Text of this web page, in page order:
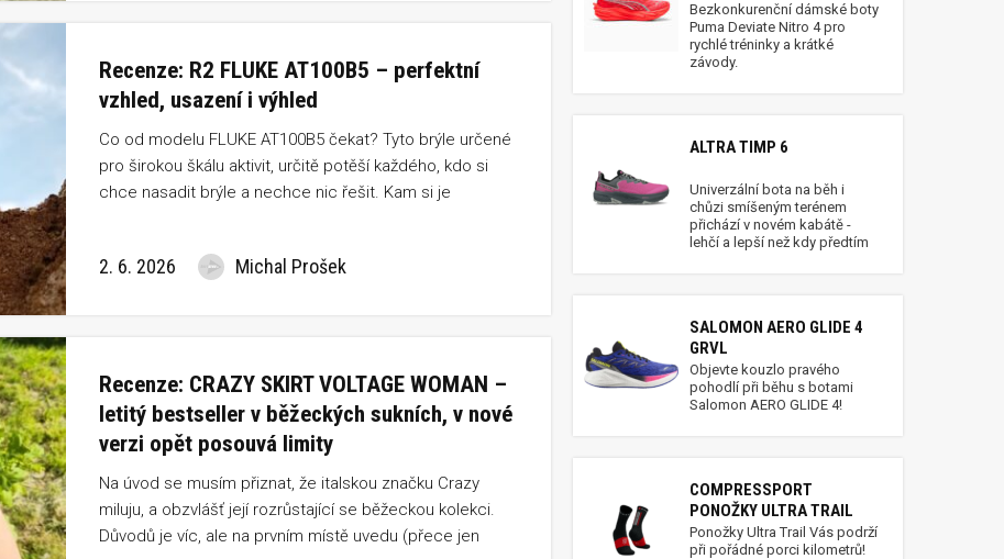
Recenze: R2 FLUKE AT100B5 – perfektní
vzhled, usazení i výhled
Co od modelu FLUKE AT100B5 čekat? Tyto brýle určené
pro širokou škálu aktivit, určitě potěší každého, kdo si
chce nasadit brýle a nechce nic řešit. Kam si je
modelu dlouhodobě bestseller za dostupnou cenu.
2. 6. 2026 Michal Prošek
Recenze: CRAZY SKIRT VOLTAGE WOMAN –
letitý bestseller v běžeckých sukních, v nové
verzi opět posouvá limity
Na úvod se musím přiznat, že italskou značku Crazy
miluju, a obzvlášť její rozrůstající se běžeckou kolekci.
Důvodů je víc, ale na prvním místě uvedu (přece jen
Bezkonkurenční dámské boty
Puma Deviate Nitro 4 pro
rychlé tréninky a krátké
závody.
ALTRA TIMP 6
Univerzální bota na běh i
chůzi smíšeným terénem
přichází v novém kabátě -
lehčí a lepší než kdy předtím
SALOMON AERO GLIDE 4
GRVL
Objevte kouzlo pravého
pohodlí při běhu s botami
Salomon AERO GLIDE 4!
COMPRESSPORT
PONOŽKY ULTRA TRAIL
Ponožky Ultra Trail Vás podrží
při pořádné porci kilometrů!